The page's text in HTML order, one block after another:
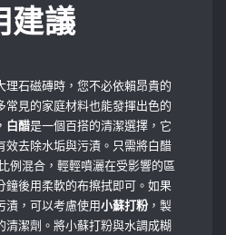
建議
理石磁磚時，您不必依賴昂貴的
常見的家庭材料也能發揮出色的
白醋是一個百搭的清潔選擇，它
效去除水垢與污漬。只需將白醋
例混合，輕輕噴灑在受影響的區
鐘後用柔軟的布擦拭即可。如果
漬，可以考慮使用小蘇打粉 ，製
清潔劑。將小蘇打粉與水調成糊